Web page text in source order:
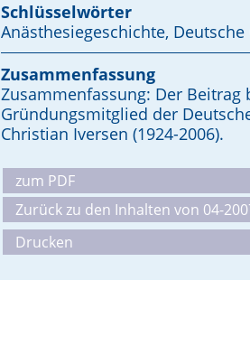
Schlüsselwörter
Anästhesiegeschichte,
Zusammenfassung
Zusammenfassung: Der
Gründungsmitglied der
Christian Iversen (1924-2006).
zum PDF
Zurück zu den Inhalten von 04-
Drucken